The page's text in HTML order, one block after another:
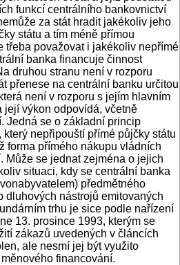
funkcí centrálního bankovnictví
za stát hradit jakékoliv jeho
státu a tím méně přímou
třeba považovat i jakékoliv nepřímé
banka financuje činnost
druhou stranu není v rozporu
přenese na centrální banku určitou
není v rozporu s jejím hlavním
její výkon odpovídá, včetně
Jedná se o základní princip
nepřipouští přímé půjčky státu
forma přímého nákupu vládních
Může se jednat zejména o jejich
situaci, kdy se centrální banka
předmětného
dluhových nástrojů emitovaných
trhu je sice podle nařízení
13. prosince 1993, kterým se
zákazů uvedených v článcích
ale nesmí jej být využito
financování.